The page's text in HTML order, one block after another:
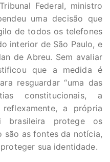
Federal, ministro
uma decisão que
de todos os telefones
interior de São Paulo, e
de Abreu. Sem avaliar
que a medida é
resguardar “uma das
constitucionais, a
a própria
brasileira protege os
são as fontes da notícia,
sua identidade.